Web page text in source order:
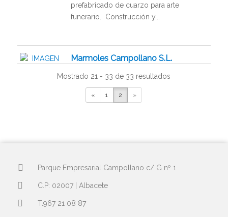
prefabricado de cuarzo para arte
funerario. Construcción y...
Marmoles Campollano S.L.
Construccion
Pq. Emp. Campollano C/Autovía nº 6
967215603
Matias Jimenez Exc. Mov. de Tierra
Mostrado 21 - 33 de 33 resultados
« 1 2 »
Parque Empresarial Campollano c/ G nº 1
C.P: 02007 | Albacete
T.967 21 08 87